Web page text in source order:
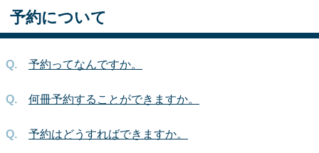
予約について
予約ってなんですか。
何冊予約することができますか。
予約はどうすればできますか。